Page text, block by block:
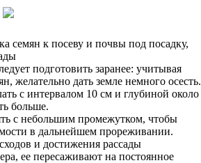
семян к посеву и почвы под посадку,
подготовить заранее: учитывая
желательно дать земле немного осесть.
с интервалом 10 см и глубиной около
больше.
с небольшим промежутком, чтобы
в дальнейшем прореживании.
и достижения рассады
ее пересаживают на постоянное